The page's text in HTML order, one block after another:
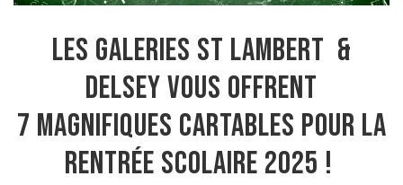
Les Galeries St Lambert &
DELSEY vous offrent
7 magnifiques cartables pour la
Rentrée scolaire 2025 !